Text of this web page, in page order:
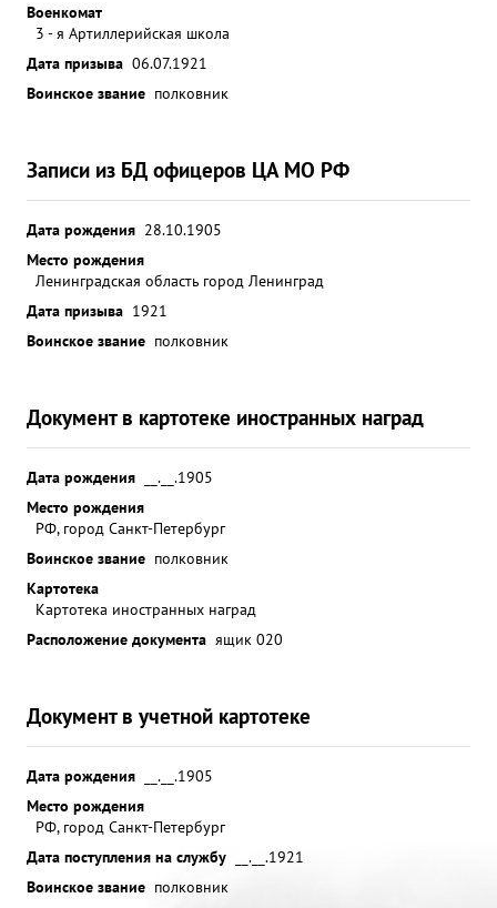
Военкомат
3 - я Артиллерийская школа
Дата призыва 06.07.1921
Воинское звание полковник
Записи из БД офицеров ЦА МО РФ
Дата рождения 28.10.1905
Место рождения
Ленинградская область город Ленинград
Дата призыва 1921
Воинское звание полковник
Документ в картотеке иностранных наград
Дата рождения
__.__.1905
Место рождения
РФ, город Санкт-Петербург
Воинское звание полковник
Картотека
Картотека иностранных наград
Расположение документа ящик 020
Документ в учетной картотеке
Дата рождения
__.__.1905
Место рождения
РФ, город Санкт-Петербург
Дата поступления на службу
__.__.1921
Воинское звание полковник